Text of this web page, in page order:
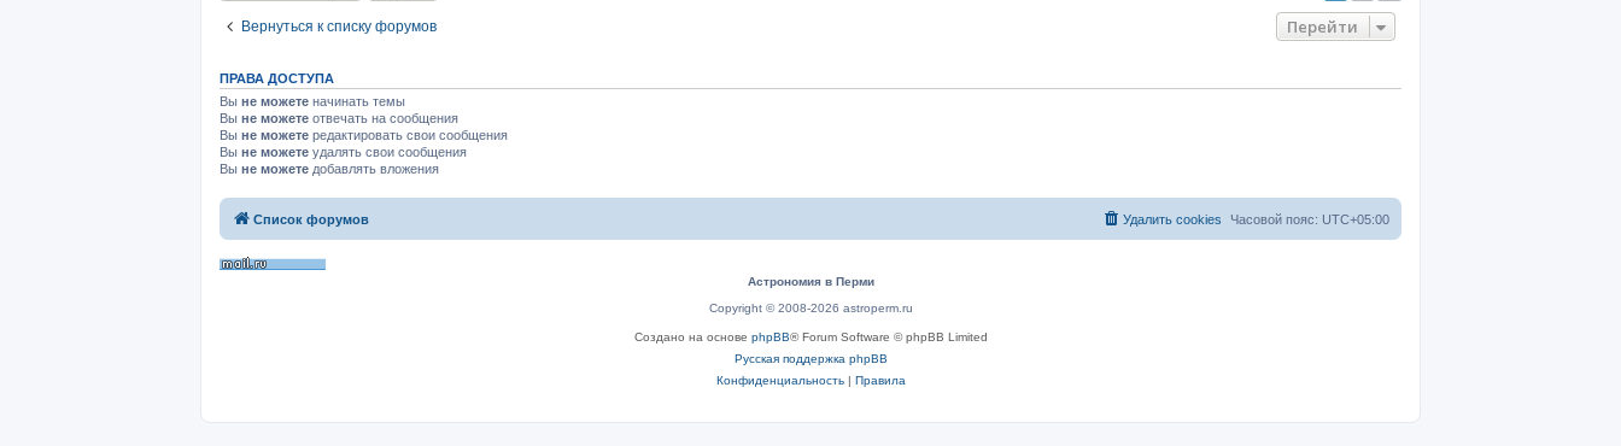
Вернуться к списку форумов Перейти
ПРАВА ДОСТУПА
Вы не можете начинать темы
Вы не можете отвечать на сообщения
Вы не можете редактировать свои сообщения
Вы не можете удалять свои сообщения
Вы не можете добавлять вложения
Список форумов Часовой пояс: UTC+05:00
Удалить cookies
Астрономия в Перми
Copyright © 2008-2026 astroperm.ru
Создано на основе phpBB® Forum Software © phpBB Limited
Русская поддержка phpBB
Конфиденциальность| Правила